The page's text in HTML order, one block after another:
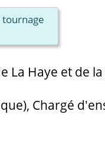
La Haye et de
Chargé